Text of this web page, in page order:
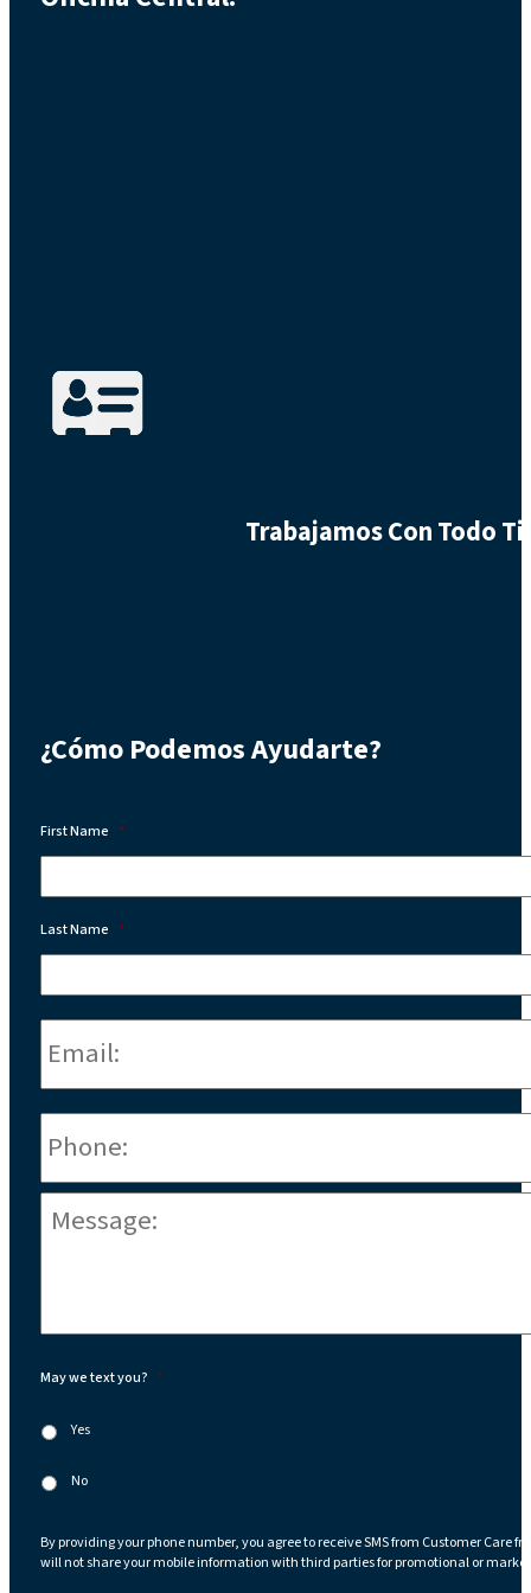
Trabajamos Con Todo
¿Cómo Podemos Ayudarte?
First Name *
Last Name *
May we text you? *
Yes
No
By providing your phone number, you agree to receive SMS from Customer Care
will not share your mobile information with third parties for promotional or